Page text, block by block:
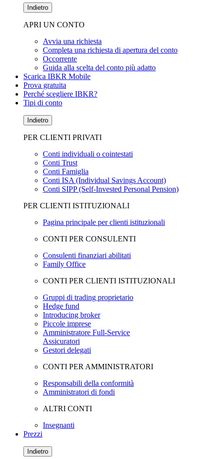
Indietro
APRI UN CONTO
Avvia una richiesta
Completa una richiesta di apertura del conto
Occorrente
Guida alla scelta del conto più adatto
Scarica IBKR Mobile
Prova gratuita
Perché scegliere IBKR?
Tipi di conto
Indietro
PER CLIENTI PRIVATI
Conti individuali o cointestati
Conti Trust
Conti Famiglia
Conti ISA (Individual Savings Account)
Conti SIPP (Self-Invested Personal Pension)
PER CLIENTI ISTITUZIONALI
Pagina principale per clienti istituzionali
CONTI PER CONSULENTI
Consulenti finanziari abilitati
Family Office
CONTI PER CLIENTI ISTITUZIONALI
Gruppi di trading proprietario
Hedge fund
Introducing broker
Piccole imprese
Amministratore Full-Service
Assicuratori
Gestori delegati
CONTI PER AMMINISTRATORI
Responsabili della conformità
Amministratori di fondi
ALTRI CONTI
Insegnanti
Prezzi
Indietro